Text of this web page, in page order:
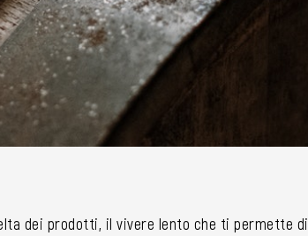
dei prodotti, il vivere lento che ti permette di